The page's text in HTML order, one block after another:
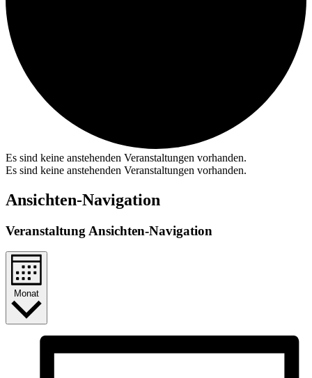
Es sind keine anstehenden Veranstaltungen vorhanden.
Es sind keine anstehenden Veranstaltungen vorhanden.
Ansichten-Navigation
Veranstaltung Ansichten-Navigation
Monat